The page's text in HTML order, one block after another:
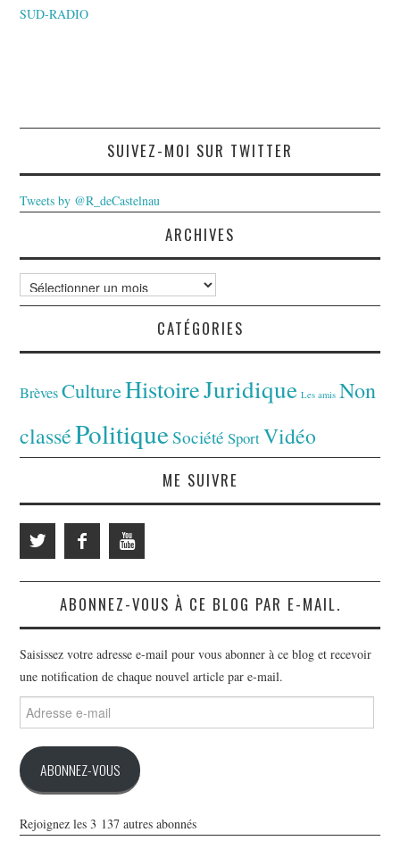
SUD-RADIO
SUIVEZ-MOI SUR TWITTER
Tweets by @R_deCastelnau
ARCHIVES
Archives
CATÉGORIES
Brèves CultureHistoireJuridique Les amis Non
classéPolitiqueSociété SportVidéo
ME SUIVRE
ABONNEZ-VOUS À CE BLOG PAR E-MAIL.
Saisissez votre adresse e-mail pour vous abonner à ce blog et recevoir
une notification de chaque nouvel article par e-mail.
Adresse
e-
ABONNEZ-VOUS
Rejoignez les 3 137 autres abonnés